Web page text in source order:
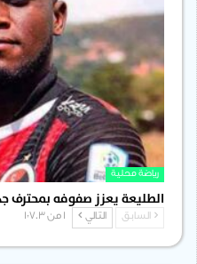
رياضة محلية
الطليعة يعزز صفوفه بمحترف
السابق التالي